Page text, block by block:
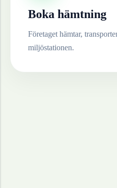
Boka hämtning
Företaget hämtar,
miljöstationen.